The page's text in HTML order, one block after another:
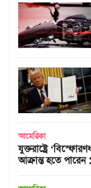
আমেরিকা
যুক্তরাষ্ট্রে
আক্রান্ত হতে পারেন